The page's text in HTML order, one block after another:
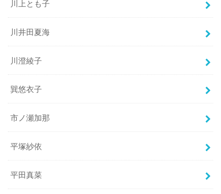
川上とも子
川井田夏海
川澄綾子
巽悠衣子
市ノ瀬加那
平塚紗依
平田真菜